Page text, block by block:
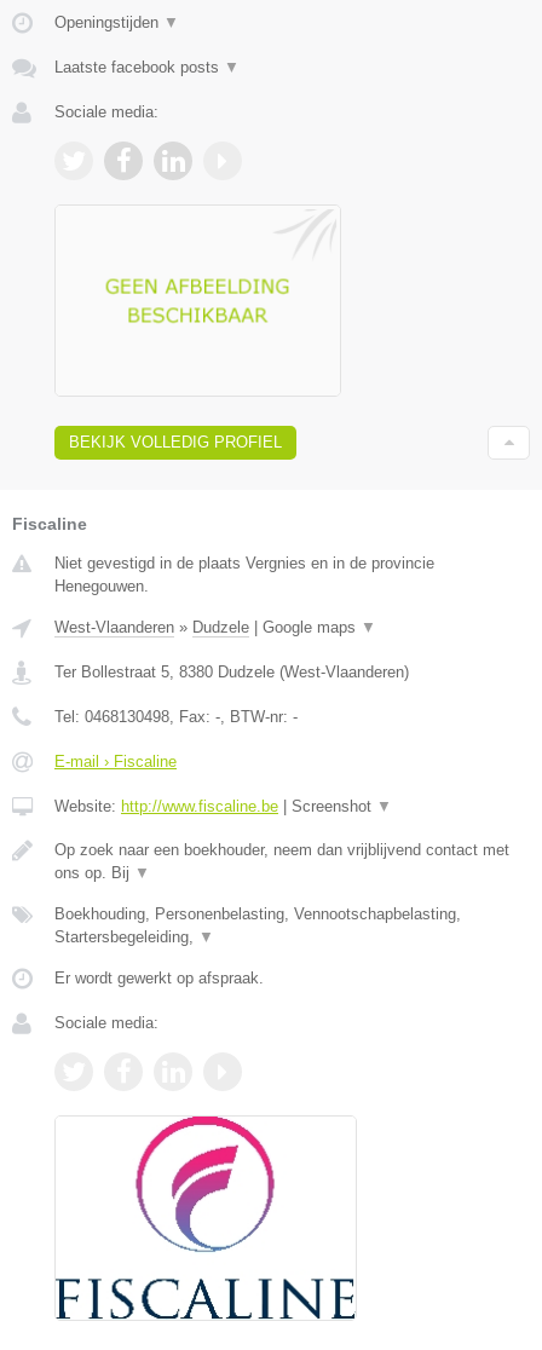
Openingstijden ▼
Laatste facebook posts ▼
Sociale media:
BEKIJK VOLLEDIG PROFIEL
Fiscaline
Niet gevestigd in de plaats Vergnies en in de provincie
Henegouwen.
West-Vlaanderen » Dudzele | Google maps ▼
Ter Bollestraat 5 8380 Dudzele (West-Vlaanderen)
Tel: 0468130498 , Fax: - , BTW-nr: -
E-mail › Fiscaline
Website: http://www.fiscaline.be | Screenshot ▼
Op zoek naar een boekhouder, neem dan vrijblijvend contact met
ons op. Bij ▼
Boekhouding, Personenbelasting, Vennootschapbelasting,
Startersbegeleiding,
▼
Er wordt gewerkt op afspraak.
Sociale media: